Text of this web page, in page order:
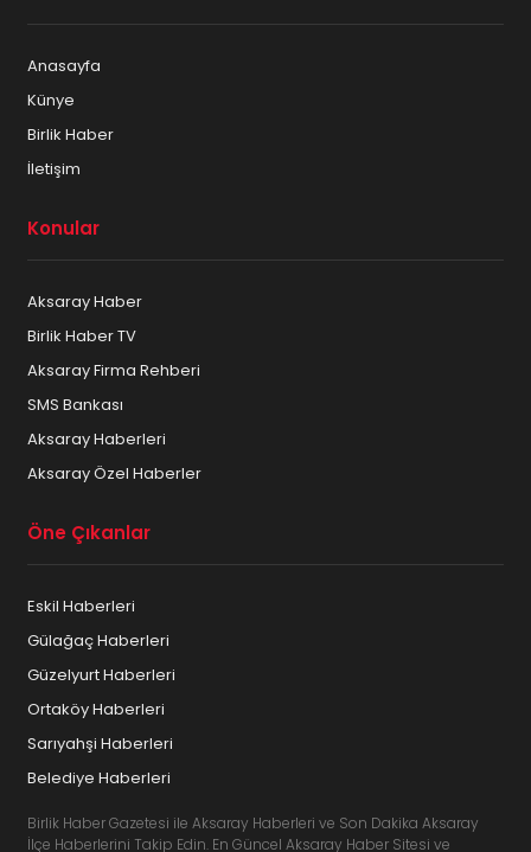
Anasayfa
Künye
Birlik Haber
İletişim
Konular
Aksaray Haber
Birlik Haber TV
Aksaray Firma Rehberi
SMS Bankası
Aksaray Haberleri
Aksaray Özel Haberler
Öne Çıkanlar
Eskil Haberleri
Gülağaç Haberleri
Güzelyurt Haberleri
Ortaköy Haberleri
Sarıyahşi Haberleri
Belediye Haberleri
Birlik Haber Gazetesi ile Aksaray Haberleri ve Son Dakika Aksaray
İlçe Haberlerini Takip Edin. En Güncel Aksaray Haber Sitesi ve